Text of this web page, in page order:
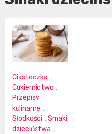
Ciasteczka ,
Cukiernictwo ,
Przepisy
kulinarne ,
Słodkości ,Smaki
dzieciństwa ,